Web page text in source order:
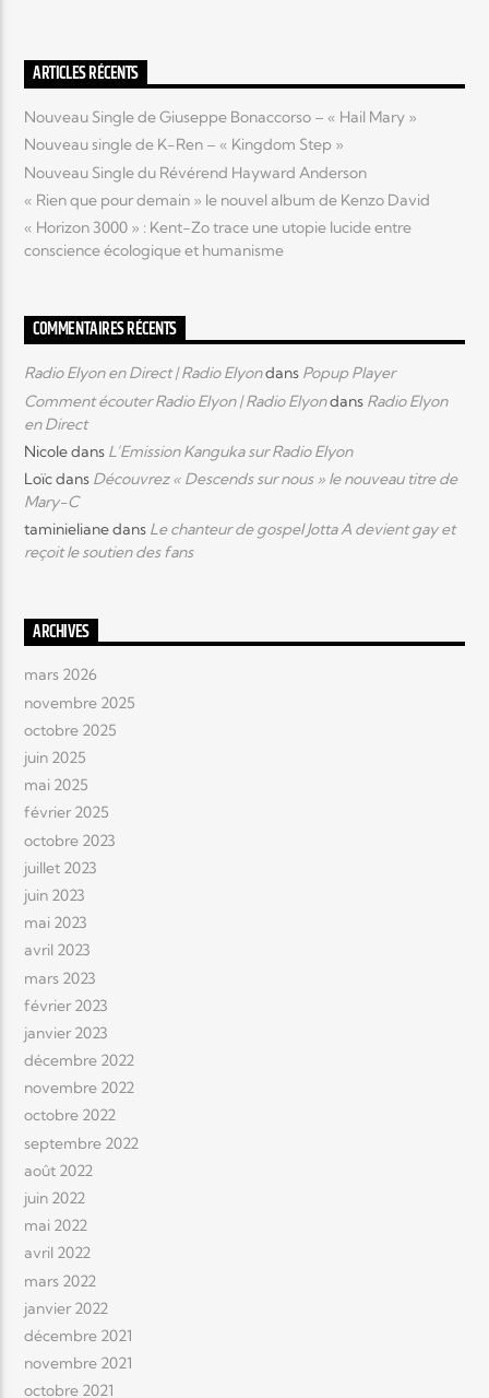
ARTICLES RÉCENTS
Nouveau Single de Giuseppe Bonaccorso – « Hail Mary »
Nouveau single de K-Ren – « Kingdom Step »
Nouveau Single du Révérend Hayward Anderson
« Rien que pour demain » le nouvel album de Kenzo David
« Horizon 3000 » : Kent-Zo trace une utopie lucide entre
conscience écologique et humanisme
COMMENTAIRES RÉCENTS
Radio Elyon en Direct | Radio Elyondans Popup Player
Comment écouter Radio Elyon | Radio Elyondans Radio Elyon
en Direct
Nicoledans L’Emission Kanguka sur Radio Elyon
Loïcdans Découvrez « Descends sur nous » le nouveau titre de
Mary-C
taminielianedans Le chanteur de gospel Jotta A devient gay et
reçoit le soutien des fans
ARCHIVES
mars 2026
novembre 2025
octobre 2025
juin 2025
mai 2025
février 2025
octobre 2023
juillet 2023
juin 2023
mai 2023
avril 2023
mars 2023
février 2023
janvier 2023
décembre 2022
novembre 2022
octobre 2022
septembre 2022
août 2022
juin 2022
mai 2022
avril 2022
mars 2022
janvier 2022
décembre 2021
novembre 2021
octobre 2021